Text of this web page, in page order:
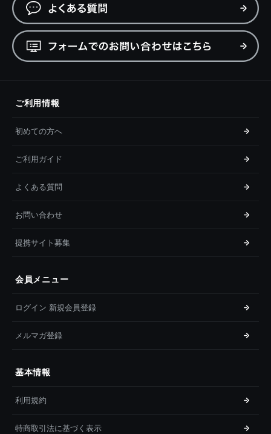
ご利用情報
初めての方へ
ご利用ガイド
よくある質問
お問い合わせ
提携サイト募集
会員メニュー
ログイン 新規会員登録
メルマガ登録
基本情報
利用規約
特商取引法に基づく表示